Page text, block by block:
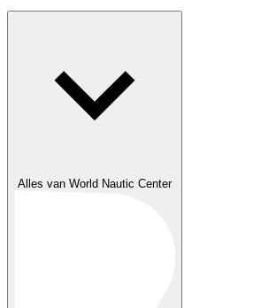
Alles van World Nautic Center